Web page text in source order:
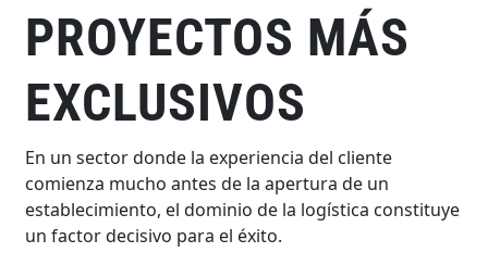
PROYECTOS MÁS
EXCLUSIVOS
En un sector donde la experiencia del cliente
comienza mucho antes de la apertura de un
establecimiento, el dominio de la logística constituye
un factor decisivo para el éxito.